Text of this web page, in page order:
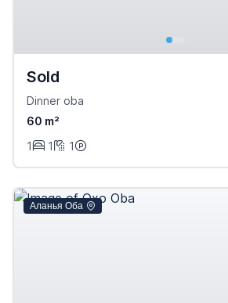
Sold
Dinner oba
60 m²
1
1 1
Аланья Оба